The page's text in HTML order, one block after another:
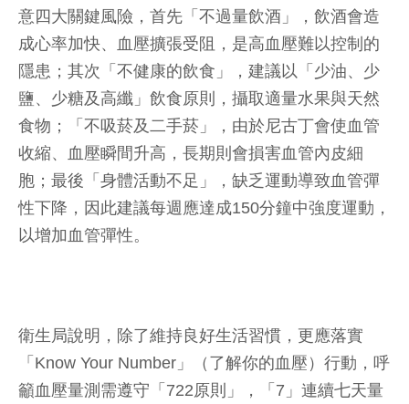
意四大關鍵風險，首先「不過量飲酒」，飲酒會造
成心率加快、血壓擴張受阻，是高血壓難以控制的
隱患；其次「不健康的飲食」，建議以「少油、少
鹽、少糖及高纖」飲食原則，攝取適量水果與天然
食物；「不吸菸及二手菸」，由於尼古丁會使血管
收縮、血壓瞬間升高，長期則會損害血管內皮細
胞；最後「身體活動不足」，缺乏運動導致血管彈
性下降，因此建議每週應達成150分鐘中強度運動，
以增加血管彈性。
衛生局說明，除了維持良好生活習慣，更應落實
「Know Your Number」（了解你的血壓）行動，呼
籲血壓量測需遵守「722原則」，「7」連續七天量